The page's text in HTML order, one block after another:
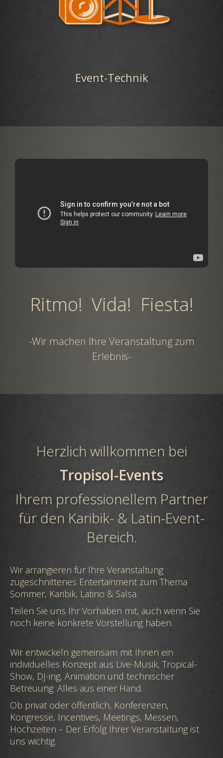
Event-Technik
Ritmo! Vida! Fiesta!
-Wir machen Ihre Veranstaltung zum
Erlebnis-
Herzlich willkommen bei
Tropisol-Events
Ihrem professionellem Partner
für den Karibik- & Latin-Event-
Bereich.
Wir arrangieren für Ihre Veranstaltung
zugeschnittenes Entertainment zum Thema
Sommer, Karibik, Latino & Salsa.
Teilen Sie uns Ihr Vorhaben mit, auch wenn Sie
noch keine konkrete Vorstellung haben.
Wir entwickeln gemeinsam mit Ihnen ein
individuelles Konzept aus Live-Musik, Tropical-
Show, DJ-ing, Animation und technischer
Betreuung. Alles aus einer Hand.
Ob privat oder öffentlich, Konferenzen,
Kongresse, Incentives, Meetings, Messen,
Hochzeiten – Der Erfolg Ihrer Veranstaltung ist
uns wichtig.